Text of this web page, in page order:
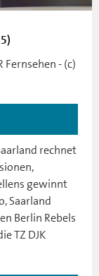
- (c)
rechnet
gewinnt
Saarland
Berlin Rebels
TZ DJK